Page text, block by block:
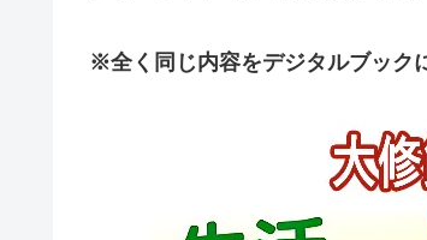
※全く同じ内容をデジタルブック